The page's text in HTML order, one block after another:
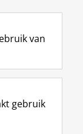
I
n
t
Y
o
T
van
gebruik